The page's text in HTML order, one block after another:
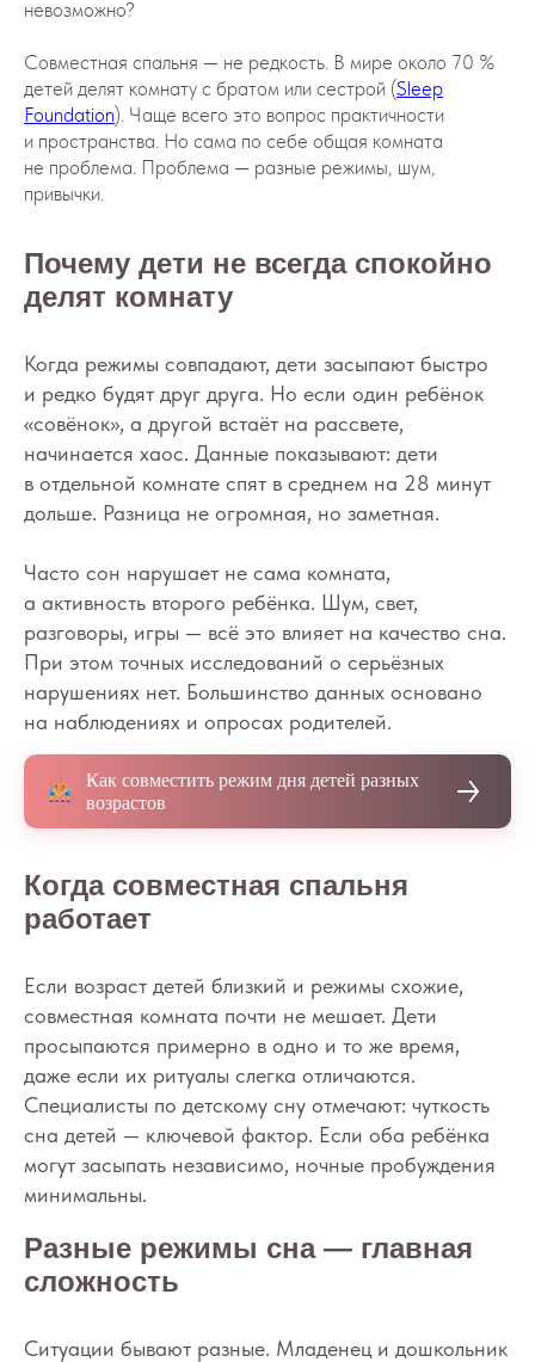
невозможно?
Совместная спальня — не редкость. В мире около 70 %
детей делят комнату с братом или сестрой (Sleep
Foundation). Чаще всего это вопрос практичности
и пространства. Но сама по себе общая комната
не проблема. Проблема — разные режимы, шум,
привычки.
Почему дети не всегда спокойно
делят комнату
Когда режимы совпадают, дети засыпают быстро
и редко будят друг друга. Но если один ребёнок
«совёнок», а другой встаёт на рассвете,
начинается хаос. Данные показывают: дети
в отдельной комнате спят в среднем на 28 минут
дольше. Разница не огромная, но заметная.
Часто сон нарушает не сама комната,
а активность второго ребёнка. Шум, свет,
разговоры, игры — всё это влияет на качество сна.
При этом точных исследований о серьёзных
нарушениях нет. Большинство данных основано
на наблюдениях и опросах родителей.
Как совместить режим дня детей разных
возрастов
Когда совместная спальня
работает
Если возраст детей близкий и режимы схожие,
совместная комната почти не мешает. Дети
просыпаются примерно в одно и то же время,
даже если их ритуалы слегка отличаются.
Специалисты по детскому сну отмечают: чуткость
сна детей — ключевой фактор. Если оба ребёнка
могут засыпать независимо, ночные пробуждения
минимальны.
Разные режимы сна — главная
сложность
Ситуации бывают разные. Младенец и дошкольник